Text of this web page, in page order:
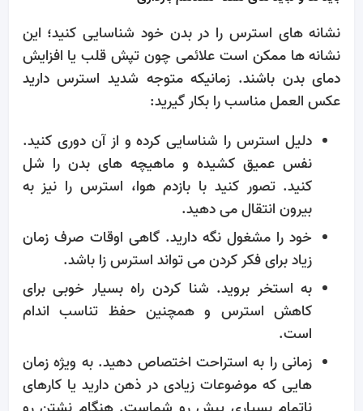
نشانه های استرس را در بدن خود شناسایی کنید؛ این
نشانه ها ممکن است علائمی چون تپش قلب یا افزایش
دمای بدن باشند. زمانیکه متوجه شدید استرس دارید
عکس العمل مناسب را بکار گیرید:
دلیل استرس را شناسایی کرده و از آن دوری کنید.
نفس عمیق کشیده و ماهیچه های بدن را شل
کنید. تصور کنید با بازدم هوا، استرس را نیز به
بیرون انتقال می دهید.
خود را مشغول نگه دارید. گاهی اوقات صرف زمان
زیاد برای فکر کردن می تواند استرس زا باشد.
به استخر بروید. شنا کردن راه بسیار خوبی برای
کاهش استرس و همچنین حفظ تناسب اندام
است.
زمانی را به استراحت اختصاص دهید. به ویژه زمان
هایی که موضوعات زیادی در ذهن دارید یا کارهای